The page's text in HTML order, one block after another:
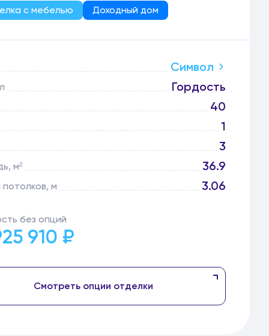
с мебелью Доходный дом
Символ
Гордость
40
1
3
м² 36.9
м 3.06
без опций
910 ₽
Смотреть опции отделки